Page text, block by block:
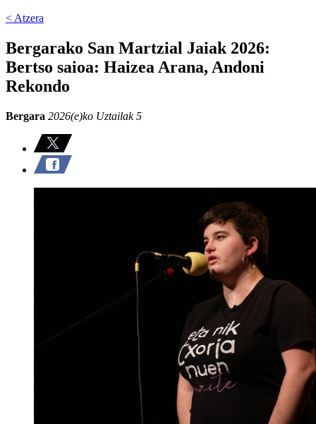
< Atzera
Bergarako San Martzial Jaiak 2026:
Bertso saioa: Haizea Arana, Andoni
Rekondo
Bergara 2026(e)ko Uztailak 5